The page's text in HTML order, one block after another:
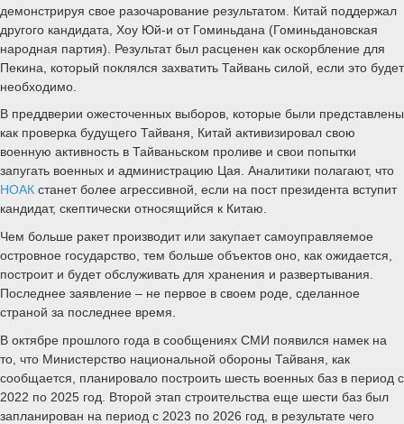
демонстрируя свое разочарование результатом. Китай поддержал
другого кандидата, Хоу Юй-и от Гоминьдана (Гоминьдановская
народная партия). Результат был расценен как оскорбление для
Пекина, который поклялся захватить Тайвань силой, если это будет
необходимо.
В преддверии ожесточенных выборов, которые были представлены
как проверка будущего Тайваня, Китай активизировал свою
военную активность в Тайваньском проливе и свои попытки
запугать военных и администрацию Цая. Аналитики полагают, что
НОАК станет более агрессивной, если на пост президента вступит
кандидат, скептически относящийся к Китаю.
Чем больше ракет производит или закупает самоуправляемое
островное государство, тем больше объектов оно, как ожидается,
построит и будет обслуживать для хранения и развертывания.
Последнее заявление – не первое в своем роде, сделанное
страной за последнее время.
В октябре прошлого года в сообщениях СМИ появился намек на
то, что Министерство национальной обороны Тайваня, как
сообщается, планировало построить шесть военных баз в период с
2022 по 2025 год. Второй этап строительства еще шести баз был
запланирован на период с 2023 по 2026 год, в результате чего